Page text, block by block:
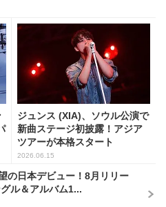
ジュンス (XIA)、ソウル公演で
新曲ステージ初披露！アジア
ツアーが本格スタート
2026.06.15
の日本デビュー！8月リリー
ル＆アルバム1...